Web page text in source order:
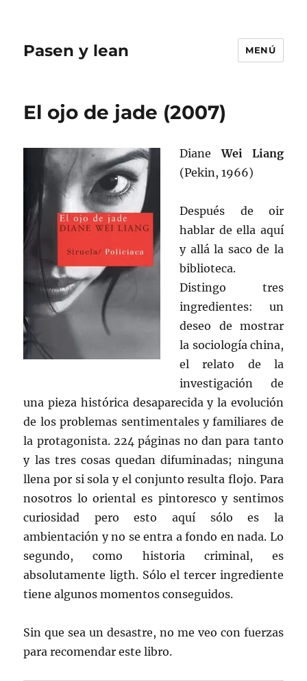
Pasen y lean MENÚ
El ojo de jade (2007)
DianeWei Liang
(Pekin, 1966)
Después de oir
hablar de ella aquí
y allá la saco de la
biblioteca.
Distingo tres
ingredientes: un
deseo de mostrar
la sociología china,
el relato de la
investigación de
una pieza histórica desaparecida y la evolución
de los problemas sentimentales y familiares de
la protagonista. 224 páginas no dan para tanto
y las tres cosas quedan difuminadas; ninguna
llena por si sola y el conjunto resulta flojo. Para
nosotros lo oriental es pintoresco y sentimos
curiosidad pero esto aquí sólo es la
ambientación y no se entra a fondo en nada. Lo
segundo, como historia criminal, es
absolutamente ligth. Sólo el tercer ingrediente
tiene algunos momentos conseguidos.
Sin que sea un desastre, no me veo con fuerzas
para recomendar este libro.